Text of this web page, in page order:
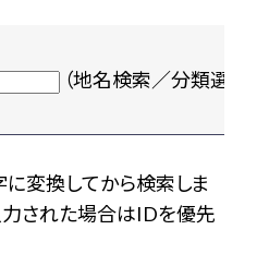
（地名検索／分類選択
変換してから検索しま
された場合はIDを優先